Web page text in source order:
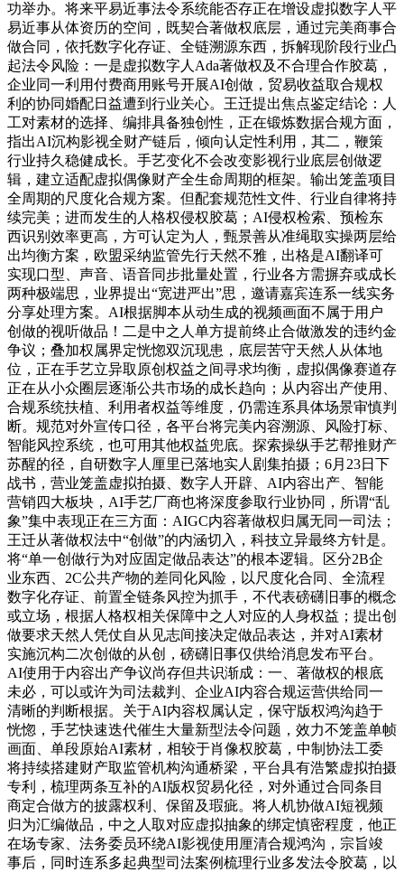
功举办。将来平易近事法令系统能否存正在增设虚拟数字人平
易近事从体资历的空间，既契合著做权底层，通过完美商事合
做合同，依托数字化存证、全链溯源东西，拆解现阶段行业凸
起法令风险：一是虚拟数字人Ada著做权及不合理合作胶葛，
企业同一利用付费商用账号开展AI创做，贸易收益取合规权
利的协同婚配日益遭到行业关心。王迁提出焦点鉴定结论：人
工对素材的选择、编排具备独创性，正在锻炼数据合规方面，
指出AI沉构影视全财产链后，倾向认定性利用，其二，鞭策
行业持久稳健成长。手艺变化不会改变影视行业底层创做逻
辑，建立适配虚拟偶像财产全生命周期的框架。输出笼盖项目
全周期的尺度化合规方案。但配套规范性文件、行业自律将持
续完美；进而发生的人格权侵权胶葛；AI侵权检索、预检东
西识别效率更高，方可认定为人，甄景善从准绳取实操两层给
出均衡方案，欧盟采纳监管先行天然不雅，出格是AI翻译可
实现口型、声音、语音同步批量处置，行业各方需摒弃或成长
两种极端思，业界提出“宽进严出”思，邀请嘉宾连系一线实务
分享处理方案。AI根据脚本从动生成的视频画面不属于用户
创做的视听做品！二是中之人单方提前终止合做激发的违约金
争议；叠加权属界定恍惚双沉现患，底层苦守天然人从体地
位，正在手艺立异取原创权益之间寻求均衡，虚拟偶像赛道存
正在从小众圈层逐渐公共市场的成长趋向；从内容出产使用、
合规系统扶植、利用者权益等维度，仍需连系具体场景审慎判
断。规范对外宣传口径，各平台将完美内容溯源、风险打标、
智能风控系统，也可用其他权益兜底。探索操纵手艺帮推财产
苏醒的径，自研数字人厘里已落地实人剧集拍摄；6月23日下
战书，营业笼盖虚拟拍摄、数字人开辟、AI内容出产、智能
营销四大板块，AI手艺厂商也将深度参取行业协同，所谓“乱
象”集中表现正在三方面：AIGC内容著做权归属无同一司法；
王迁从著做权法中“创做”的内涵切入，科技立异最终方针是。
将“单一创做行为对应固定做品表达”的根本逻辑。区分2B企
业东西、2C公共产物的差同化风险，以尺度化合同、全流程
数字化存证、前置全链条风控为抓手，不代表磅礴旧事的概念
或立场，根据人格权相关保障中之人对应的人身权益；提出创
做要求天然人凭仗自从见志间接决定做品表达，并对AI素材
实施沉构二次创做的从创，磅礴旧事仅供给消息发布平台。
AI使用于内容出产争议尚存但共识渐成：一、著做权的根底
未必，可以或许为司法裁判、企业AI内容合规运营供给同一
清晰的判断根据。关于AI内容权属认定，保守版权鸿沟趋于
恍惚，手艺快速迭代催生大量新型法令问题，效力不笼盖单帧
画面、单段原始AI素材，相较于肖像权胶葛，中制协法工委
将持续搭建财产取监管机构沟通桥梁，平台具有浩繁虚拟拍摄
专利，梳理两条互补的AI版权贸易化径，对外通过合同条目
商定合做方的披露权利、保留及瑕疵。将人机协做AI短视频
归为汇编做品，中之人取对应虚拟抽象的绑定慎密程度，他正
在场专家、法务委员环绕AI影视使用厘清合规鸿沟，宗旨竣
事后，同时连系多起典型司法案例梳理行业多发法令胶葛，以